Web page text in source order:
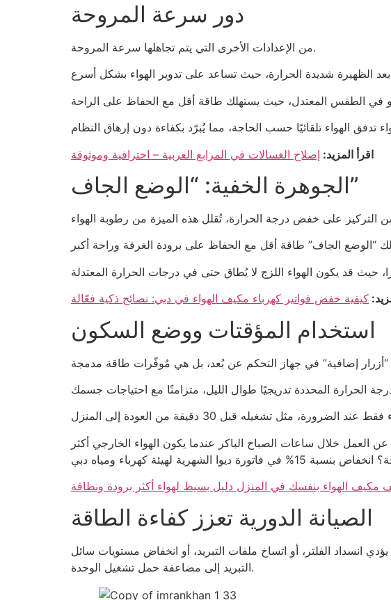
دور سرعة المروحة
من الإعدادات الأخرى التي يتم تجاهلها سرعة المروحة.
اقرأ المزيد: إصلاح الغسالات في المرابع العربية – احترافية وموثوقة
الجوهرة الخفية: “الوضع الجاف”
كيفية خفض فواتير كهرباء مكيف الهواء في دبي: نصائح ذكية فعّالة
استخدام المؤقتات ووضع السكون
خلال ساعات الصباح الباكر عندما يكون الهواء الخارجي أكثر
مكيف الهواء بنفسك في المنزل دليل بسيط لهواء أكثر برودة ونظافة
الصيانة الدورية تعزز كفاءة الطاقة
انسداد الفلتر، أو اتساخ ملفات التبريد، أو انخفاض مستويات سائل
التبريد إلى مضاعفة حمل تشغيل الوحدة.